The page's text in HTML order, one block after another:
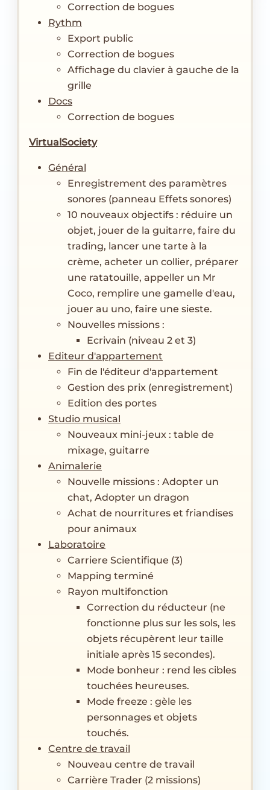
Correction de bogues
Rythm
Export public
Correction de bogues
Affichage du clavier à gauche de la
grille
Docs
Correction de bogues
VirtualSociety
Général
Enregistrement des paramètres
sonores (panneau Effets sonores)
10 nouveaux objectifs : réduire un
objet, jouer de la guitarre, faire du
trading, lancer une tarte à la
crème, acheter un collier, préparer
une ratatouille, appeller un Mr
Coco, remplire une gamelle d'eau,
jouer au uno, faire une sieste.
Nouvelles missions :
Ecrivain (niveau 2 et 3)
Editeur d'appartement
Fin de l'éditeur d'appartement
Gestion des prix (enregistrement)
Edition des portes
Studio musical
Nouveaux mini-jeux : table de
mixage, guitarre
Animalerie
Nouvelle missions : Adopter un
chat, Adopter un dragon
Achat de nourritures et friandises
pour animaux
Laboratoire
Carriere Scientifique (3)
Mapping terminé
Rayon multifonction
Correction du réducteur (ne
fonctionne plus sur les sols, les
objets récupèrent leur taille
initiale après 15 secondes).
Mode bonheur : rend les cibles
touchées heureuses.
Mode freeze : gèle les
personnages et objets
touchés.
Centre de travail
Nouveau centre de travail
Carrière Trader (2 missions)